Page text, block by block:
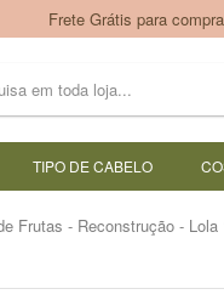
Frete Grátis para
TIPO DE CABELO
Frutas - Reconstrução - Lola